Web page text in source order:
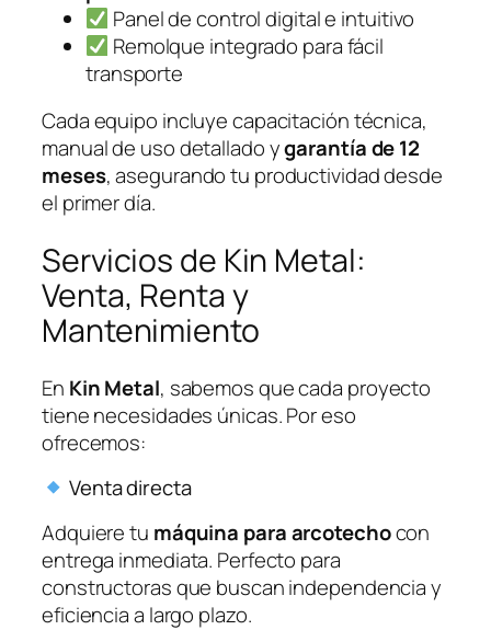
Panel de control digital e intuitivo
Remolque integrado para fácil
transporte
Cada equipo incluye capacitación técnica,
manual de uso detallado ygarantía de 12
meses, asegurando tu productividad desde
el primer día.
Servicios de Kin Metal:
Venta, Renta y
Mantenimiento
En Kin Metal, sabemos que cada proyecto
tiene necesidades únicas. Por eso
ofrecemos:
Venta directa
Adquiere tu máquina para arcotechocon
entrega inmediata. Perfecto para
constructoras que buscan independencia y
eficiencia a largo plazo.